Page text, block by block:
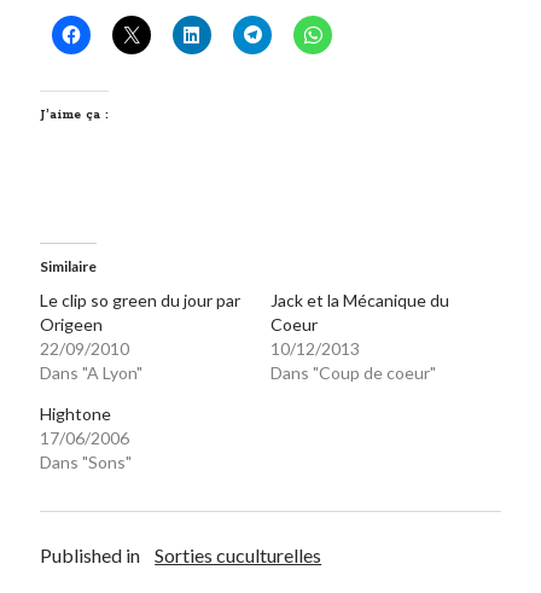
A Lyon
Humeur
Lectures
Lyon
Mini-monsieur
Non classé
Patchwork
J’aime ça :
Similaire
Le clip so green du jour par
Origeen
22/09/2010
Dans "A Lyon"
Jack et la Mécanique du
Coeur
10/12/2013
Dans "Coup de coeur"
Hightone
17/06/2006
Dans "Sons"
Published in Sorties cuculturelles